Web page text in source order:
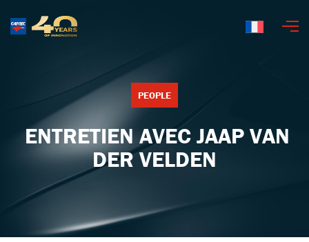
PEOPLE
ENTRETIEN AVEC JAAP VAN
DER VELDEN